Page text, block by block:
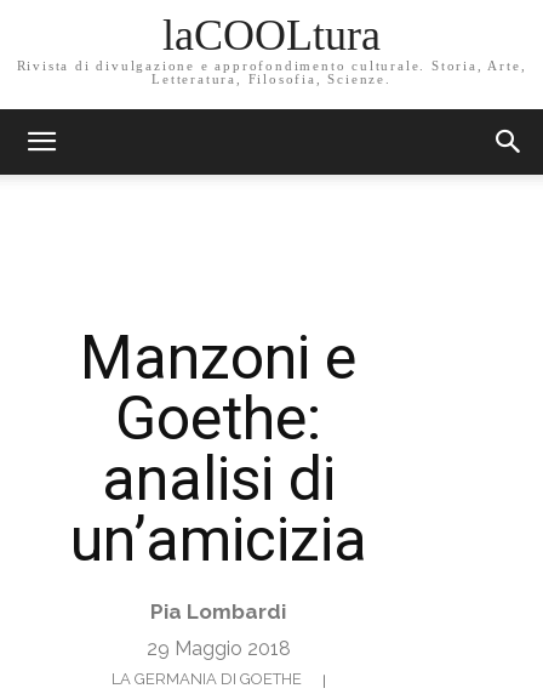
laCOOLtura
Rivista di divulgazione e approfondimento culturale. Storia, Arte,
Letteratura, Filosofia, Scienze.
Manzoni e
Goethe:
analisi di
un’amicizia
Pia Lombardi
29 Maggio 2018
LA GERMANIA DI GOETHE